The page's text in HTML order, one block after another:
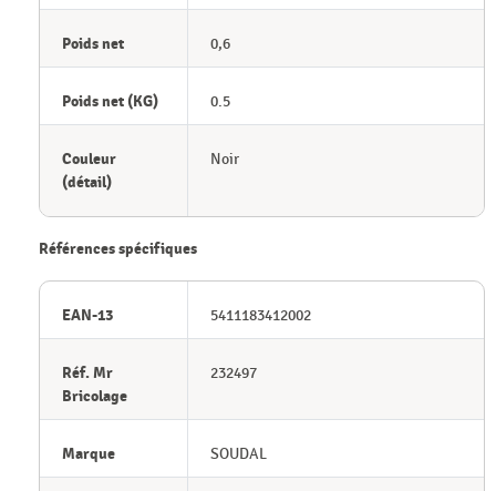
Poids net 0,6
Poids net (KG) 0.5
Couleur
(détail)
Noir
Références spécifiques
EAN-13 5411183412002
Réf. Mr
Bricolage
232497
Marque SOUDAL